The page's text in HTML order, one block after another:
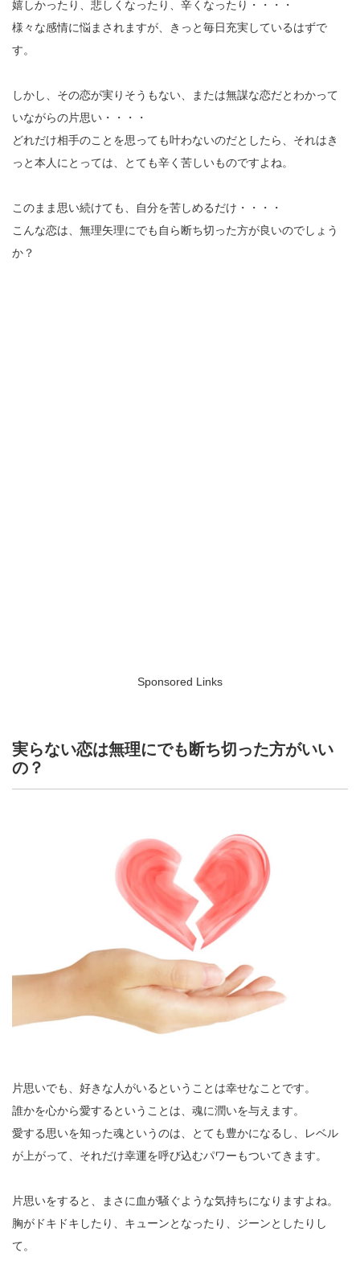
嬉しかったり、悲しくなったり、辛くなったり・・・・
様々な感情に悩まされますが、きっと毎日充実しているはずで
す。
しかし、その恋が実りそうもない、または無謀な恋だとわかって
いながらの片思い・・・・
どれだけ相手のことを思っても叶わないのだとしたら、それはき
っと本人にとっては、とても辛く苦しいものですよね。
このまま思い続けても、自分を苦しめるだけ・・・・
こんな恋は、無理矢理にでも自ら断ち切った方が良いのでしょう
か？
Sponsored Links
実らない恋は無理にでも断ち切った方がいい
の？
片思いでも、好きな人がいるということは幸せなことです。
誰かを心から愛するということは、魂に潤いを与えます。
愛する思いを知った魂というのは、とても豊かになるし、レベル
が上がって、それだけ幸運を呼び込むパワーもついてきます。
片思いをすると、まさに血が騒ぐような気持ちになりますよね。
胸がドキドキしたり、キューンとなったり、ジーンとしたりし
て。